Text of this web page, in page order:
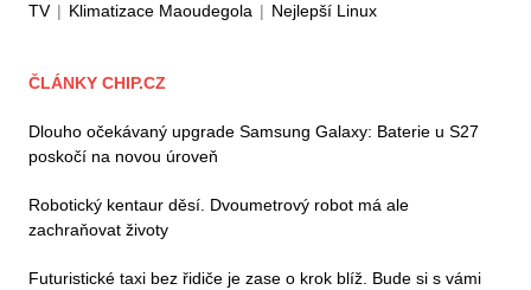
TV | Klimatizace Maoudegola | Nejlepší Linux
ČLÁNKY CHIP.CZ
Dlouho očekávaný upgrade Samsung Galaxy: Baterie u S27
poskočí na novou úroveň
Robotický kentaur děsí. Dvoumetrový robot má ale
zachraňovat životy
Futuristické taxi bez řidiče je zase o krok blíž. Bude si s vámi